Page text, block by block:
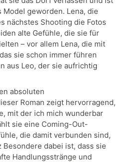
geworden. Lena, die
nächstes Shooting die Fotos
alte Gefühle, die sie für
– vor allem Lena, die mit
sie schon immer führen
aus Leo, der sie aufrichtig
absoluten
Roman zeigt hervorragend,
mit der ich mich wunderbar
sie eine Coming-Out-
die damit verbunden sind,
dabei ist, dass sie
Handlungsstränge und